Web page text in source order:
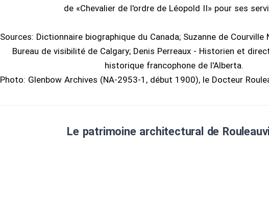
de «Chevalier de l'ordre de Léopold II» pour ses
Sources: Dictionnaire biographique du Canada; Suzanne de Courville
Bureau de visibilité de Calgary; Denis Perreaux - Historien et
historique francophone de l'Alberta.
Photo: Glenbow Archives (NA-2953-1, début 1900), le Docteur
Le patrimoine architectural de